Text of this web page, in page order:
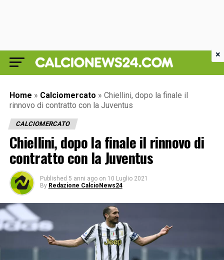
Home » Calciomercato » Chiellini, dopo la finale il
rinnovo di contratto con la Juventus
CALCIOMERCATO
Chiellini, dopo la finale il rinnovo di
contratto con la Juventus
Published 5 anni ago on 10 Luglio 2021
By Redazione CalcioNews24
×